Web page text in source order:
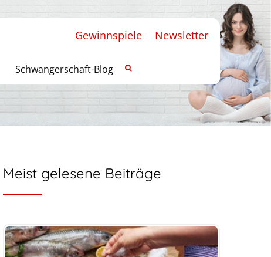
Gewinnspiele Newsletter
Schwangerschaft-Blog
Meist gelesene Beiträge